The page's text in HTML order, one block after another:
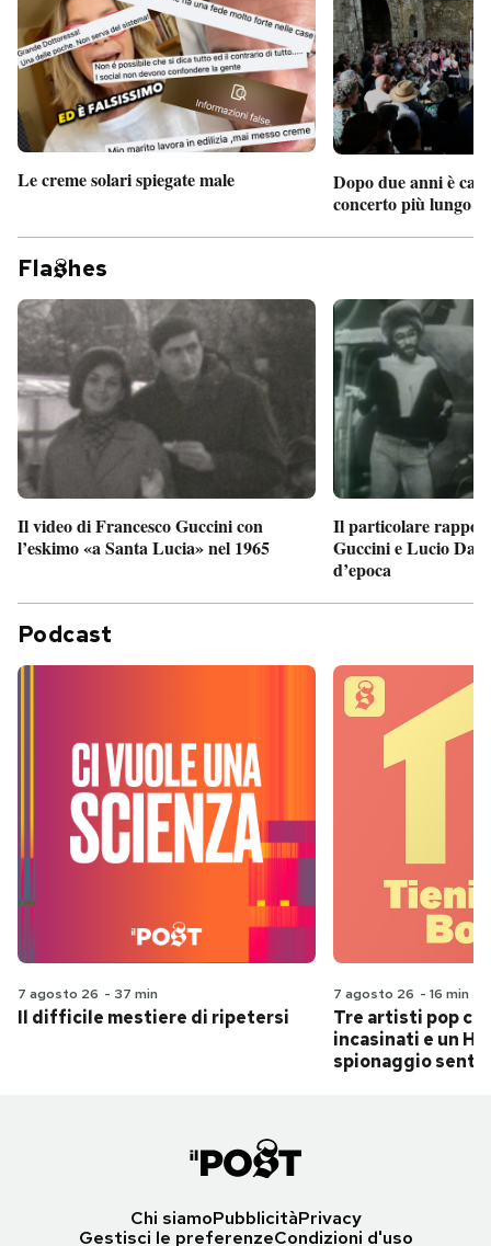
Le creme solari spiegate male
Dopo due anni è
concerto più lungo
Fla hes
Il video di Francesco Guccini con
l’eskimo «a Santa Lucia» nel 1965
Il particolare
Guccini e Lucio
d’epoca
Podcast
7 agosto 26 - 37 min
Il difficile mestiere di ripetersi
7 agosto 26 - 16 min
Tre artisti pop
incasinati e un
spionaggio
Chi siamoPubblicitàPrivacy
Gestisci le preferenzeCondizioni d'uso